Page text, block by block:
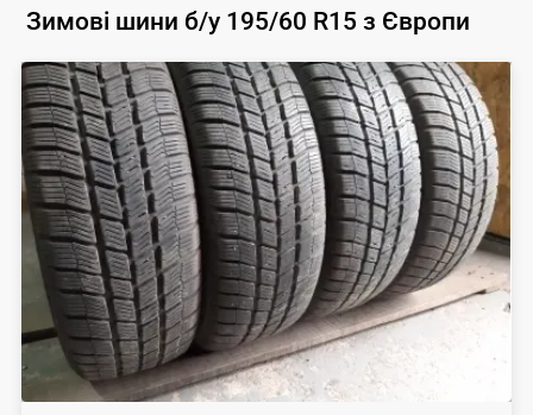
Зимові шини б/у 195/60 R15 з Європи